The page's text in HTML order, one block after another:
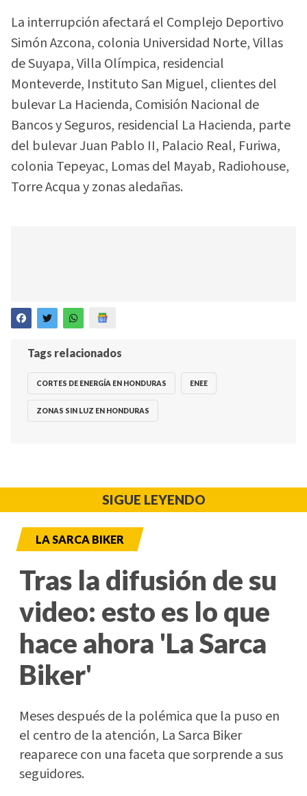
La interrupción afectará el Complejo Deportivo
Simón Azcona, colonia Universidad Norte, Villas
de Suyapa, Villa Olímpica, residencial
Monteverde, Instituto San Miguel, clientes del
bulevar La Hacienda, Comisión Nacional de
Bancos y Seguros, residencial La Hacienda, parte
del bulevar Juan Pablo II, Palacio Real, Furiwa,
colonia Tepeyac, Lomas del Mayab, Radiohouse,
Torre Acqua y zonas aledañas.
Tags relacionados
CORTES DE ENERGÍA EN HONDURAS ENEE
ZONAS SIN LUZ EN HONDURAS
SIGUE LEYENDO
LA SARCA BIKER
Tras la difusión de su
video: esto es lo que
hace ahora 'La Sarca
Biker'
Meses después de la polémica que la puso en
el centro de la atención, La Sarca Biker
reaparece con una faceta que sorprende a sus
seguidores.